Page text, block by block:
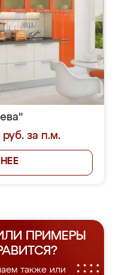
за п.м.
ПРИМЕРЫ
также или